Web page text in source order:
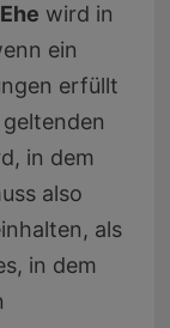
wird in
ein
erfüllt
in dem
also
als
in dem